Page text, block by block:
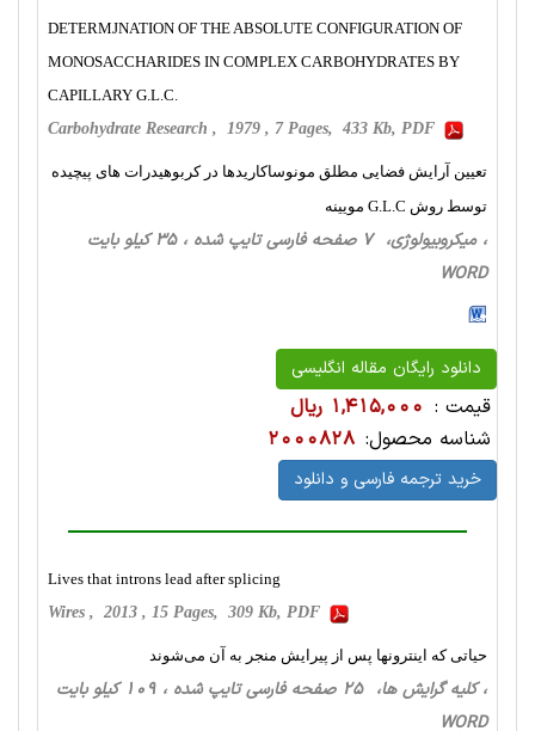
DETERMJNATION OF THE ABSOLUTE CONFIGURATION OF
MONOSACCHARIDES IN COMPLEX CARBOHYDRATES BY
CAPILLARY G.L.C.
Carbohydrate Research , 1979 , 7 Pages, 433 Kb, PDF
تعیین آرایش فضایی مطلق مونوساکاریدها در کربوهیدرات های پیچیده
توسط روش G.L.C مویینه
، میکروبیولوژی، 7 صفحه فارسی تایپ شده ، 35 کیلو بایت
WORD
دانلود رایگان مقاله انگلیسی
قیمت : 1,415,000 ریال
شناسه محصول: 2000828
خرید ترجمه فارسی و دانلود
Lives that introns lead after splicing
Wires , 2013 , 15 Pages, 309 Kb, PDF
حیاتی که اینترونها پس از پیرایش منجر به آن می‌شوند
، کلیه گرایش ها، 25 صفحه فارسی تایپ شده ، 109 کیلو بایت
WORD